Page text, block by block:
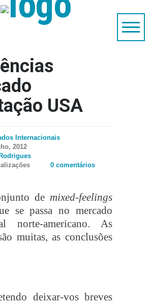
USA
Internacionais
2012
0 comentários
de mixed-feelings
se passa no mercado
norte-americano. As
muitas, as conclusões
deixar-vos breves